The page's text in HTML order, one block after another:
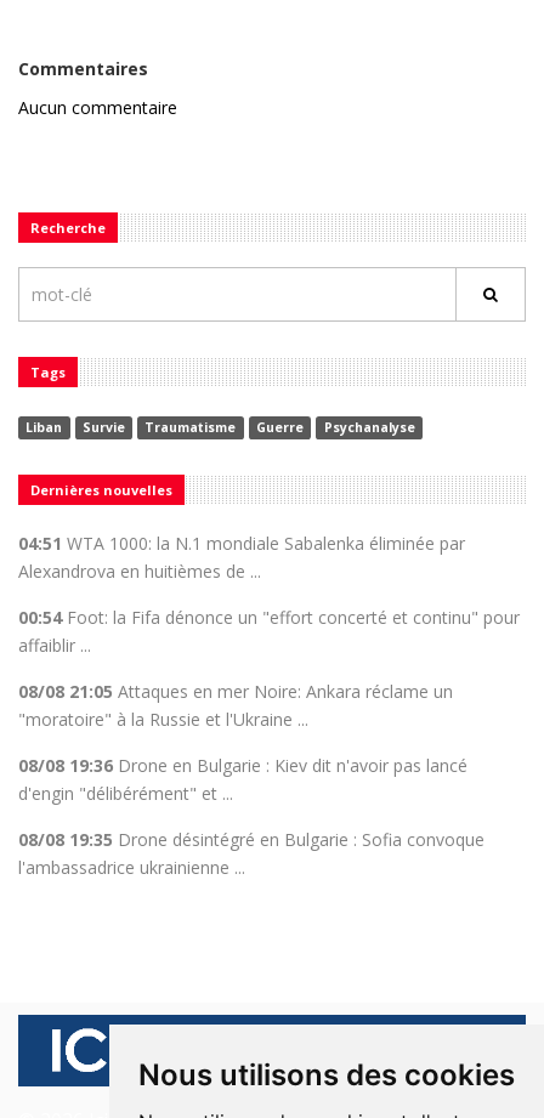
Nous utilisons des cookies
Commentaires
Aucun commentaire
Recherche
Tags
Liban Survie Traumatisme Guerre Psychanalyse
Dernières nouvelles
04:51 WTA 1000: la N.1 mondiale Sabalenka éliminée par
Alexandrova en huitièmes de ...
00:54 Foot: la Fifa dénonce un "effort concerté et continu" pour
affaiblir ...
08/08 21:05 Attaques en mer Noire: Ankara réclame un
"moratoire" à la Russie et l'Ukraine ...
08/08 19:36 Drone en Bulgarie : Kiev dit n'avoir pas lancé
d'engin "délibérément" et ...
08/08 19:35 Drone désintégré en Bulgarie : Sofia convoque
l'ambassadrice ukrainienne ...